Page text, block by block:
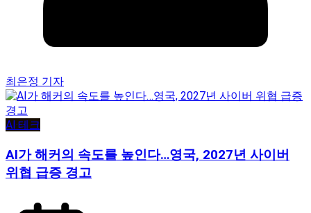
최은정 기자
AI·테크
AI가 해커의 속도를 높인다…영국, 2027년 사이버
위협 급증 경고